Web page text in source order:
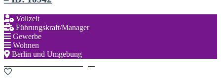
Vollzeit
Führungskraft/Manager
Gewerbe
Wohnen
Berlin und Umgebung